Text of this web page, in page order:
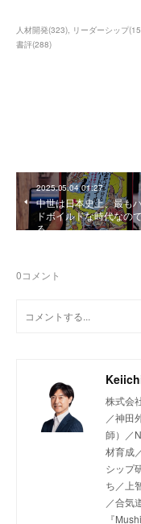
人材開発(323) リーダーシップ(
書評(288)
2025.05.04 01:27
中世は日本史上、最も
ドボイルドな時代なの
る
0コメント
株式会
／神田
師）／
材育成
シップ
ち／上
／合気
『